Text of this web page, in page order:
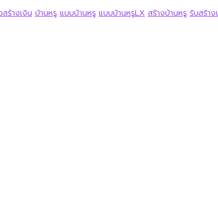
ร้างเงิน บ้านหรู แบบบ้านหรู แบบบ้านหรูLX สร้างบ้านหรู รับสร้าง